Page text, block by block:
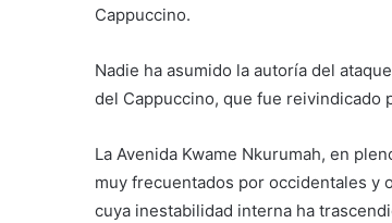
Cappuccino.
Nadie ha asumido la autoría del
del Cappuccino, que fue reivindicado
La Avenida Kwame Nkurumah, en
muy frecuentados por occidentales
cuya inestabilidad interna ha